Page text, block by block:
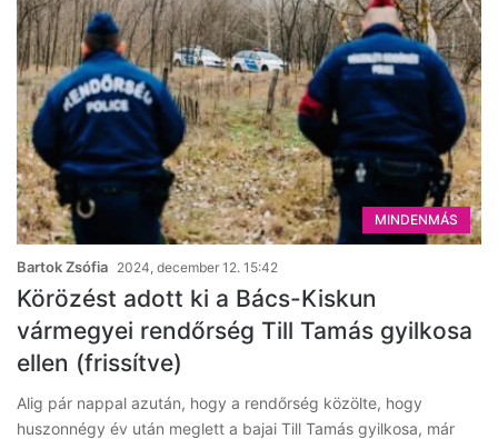
MINDENMÁS
Bartok Zsófia 2024, december 12. 15:42
Körözést adott ki a Bács-Kiskun
vármegyei rendőrség Till Tamás gyilkosa
ellen (frissítve)
Alig pár nappal azután, hogy a rendőrség közölte, hogy
huszonnégy év után meglett a bajai Till Tamás gyilkosa, már